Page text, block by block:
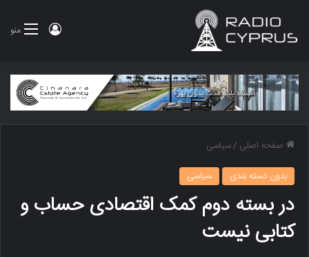
منو ورود
صفحه اصلی /سیاسی
بدون دسته بندی
سیاسی
در بسته دوم کمک اقتصادی حساب و
کتابی نیست